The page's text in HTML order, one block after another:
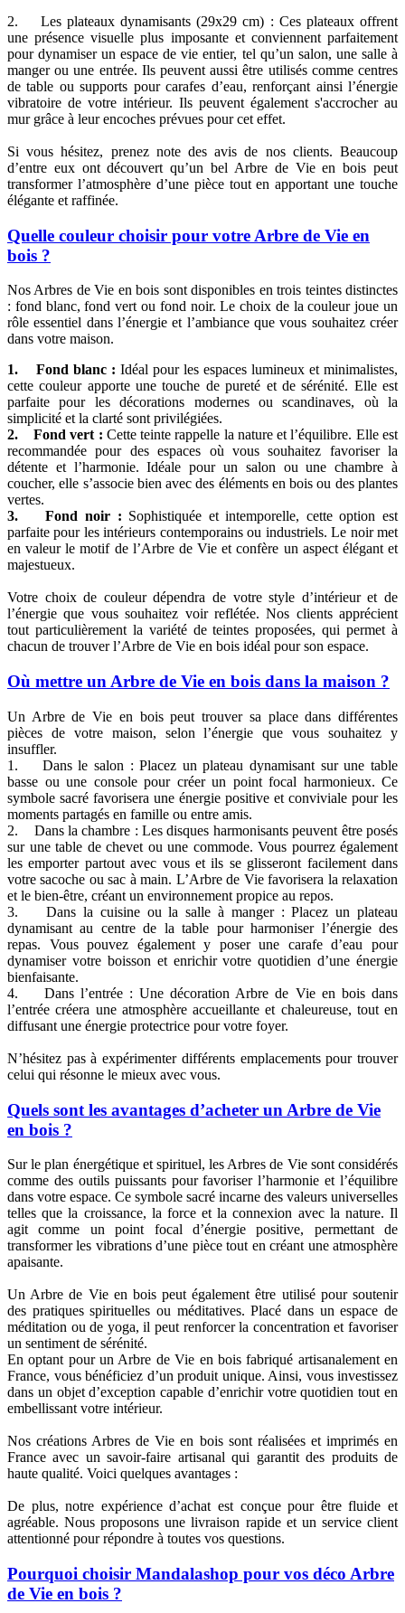
2. Les plateaux dynamisants (29x29 cm) : Ces plateaux offrent
une présence visuelle plus imposante et conviennent parfaitement
pour dynamiser un espace de vie entier, tel qu’un salon, une salle à
manger ou une entrée. Ils peuvent aussi être utilisés comme centres
de table ou supports pour carafes d’eau, renforçant ainsi l’énergie
vibratoire de votre intérieur. Ils peuvent également s'accrocher au
mur grâce à leur encoches prévues pour cet effet.
Si vous hésitez, prenez note des avis de nos clients. Beaucoup
d’entre eux ont découvert qu’un bel Arbre de Vie en bois peut
transformer l’atmosphère d’une pièce tout en apportant une touche
élégante et raffinée.
Quelle couleur choisir pour votre Arbre de Vie en
bois ?
Nos Arbres de Vie en bois sont disponibles en trois teintes distinctes
: fond blanc, fond vert ou fond noir. Le choix de la couleur joue un
rôle essentiel dans l’énergie et l’ambiance que vous souhaitez créer
dans votre maison.
1. Fond blanc : Idéal pour les espaces lumineux et minimalistes,
cette couleur apporte une touche de pureté et de sérénité. Elle est
parfaite pour les décorations modernes ou scandinaves, où la
simplicité et la clarté sont privilégiées.
2. Fond vert : Cette teinte rappelle la nature et l’équilibre. Elle est
recommandée pour des espaces où vous souhaitez favoriser la
détente et l’harmonie. Idéale pour un salon ou une chambre à
coucher, elle s’associe bien avec des éléments en bois ou des plantes
vertes.
3. Fond noir : Sophistiquée et intemporelle, cette option est
parfaite pour les intérieurs contemporains ou industriels. Le noir met
en valeur le motif de l’Arbre de Vie et confère un aspect élégant et
majestueux.
Votre choix de couleur dépendra de votre style d’intérieur et de
l’énergie que vous souhaitez voir reflétée. Nos clients apprécient
tout particulièrement la variété de teintes proposées, qui permet à
chacun de trouver l’Arbre de Vie en bois idéal pour son espace.
Où mettre un Arbre de Vie en bois dans la maison ?
Un Arbre de Vie en bois peut trouver sa place dans différentes
pièces de votre maison, selon l’énergie que vous souhaitez y
insuffler.
1. Dans le salon : Placez un plateau dynamisant sur une table
basse ou une console pour créer un point focal harmonieux. Ce
symbole sacré favorisera une énergie positive et conviviale pour les
moments partagés en famille ou entre amis.
2. Dans la chambre : Les disques harmonisants peuvent être posés
sur une table de chevet ou une commode. Vous pourrez également
les emporter partout avec vous et ils se glisseront facilement dans
votre sacoche ou sac à main. L’Arbre de Vie favorisera la relaxation
et le bien-être, créant un environnement propice au repos.
3. Dans la cuisine ou la salle à manger : Placez un plateau
dynamisant au centre de la table pour harmoniser l’énergie des
repas. Vous pouvez également y poser une carafe d’eau pour
dynamiser votre boisson et enrichir votre quotidien d’une énergie
bienfaisante.
4. Dans l’entrée : Une décoration Arbre de Vie en bois dans
l’entrée créera une atmosphère accueillante et chaleureuse, tout en
diffusant une énergie protectrice pour votre foyer.
N’hésitez pas à expérimenter différents emplacements pour trouver
celui qui résonne le mieux avec vous.
Quels sont les avantages d’acheter un Arbre de Vie
en bois ?
Sur le plan énergétique et spirituel, les Arbres de Vie sont considérés
comme des outils puissants pour favoriser l’harmonie et l’équilibre
dans votre espace. Ce symbole sacré incarne des valeurs universelles
telles que la croissance, la force et la connexion avec la nature. Il
agit comme un point focal d’énergie positive, permettant de
transformer les vibrations d’une pièce tout en créant une atmosphère
apaisante.
Un Arbre de Vie en bois peut également être utilisé pour soutenir
des pratiques spirituelles ou méditatives. Placé dans un espace de
méditation ou de yoga, il peut renforcer la concentration et favoriser
un sentiment de sérénité.
En optant pour un Arbre de Vie en bois fabriqué artisanalement en
France, vous bénéficiez d’un produit unique. Ainsi, vous investissez
dans un objet d’exception capable d’enrichir votre quotidien tout en
embellissant votre intérieur.
Nos créations Arbres de Vie en bois sont réalisées et imprimés en
France avec un savoir-faire artisanal qui garantit des produits de
haute qualité. Voici quelques avantages :
De plus, notre expérience d’achat est conçue pour être fluide et
agréable. Nous proposons une livraison rapide et un service client
attentionné pour répondre à toutes vos questions.
Pourquoi choisir Mandalashop pour vos déco Arbre
de Vie en bois ?